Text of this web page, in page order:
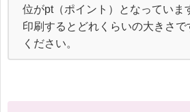
位がpt（ポイント）となっていま
印刷するとどれくらいの大きさで
ください。